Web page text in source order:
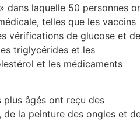
dans laquelle 50 personnes
telles que les vaccins
vérifications de glucose et de
triglycérides et les
et les médicaments
plus âgés ont reçu des
la peinture des ongles et